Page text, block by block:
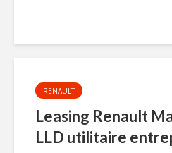
RENAULT
Leasing Renault
LLD utilitaire